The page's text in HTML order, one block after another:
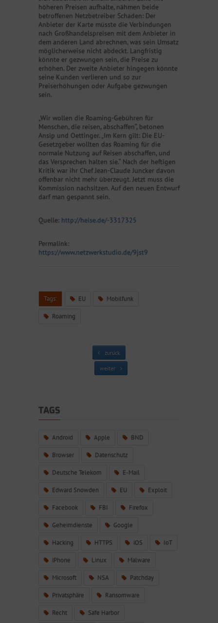
höheren Preisen aufhalte, nähmen beide
betroffenen Netzbetreiber Schaden: Der
Anbieter der Karte müsste die Verbindungen
nach Großhandelspreisen mit dem Anbieter in
dem anderen Land abrechnen, was sein Umsatz
möglicherweise nicht abdeckt. Langfristig
könnte er gezwungen sein, die Preise zu
erhöhen. Der zweite Anbieter hingegen könnte
seine Kunden verlieren und so zur
Preiserhöhungen oder Aufgabe gezwungen
sein.
„Wir wollen die Roaming-Gebühren für
Menschen, die reisen, abschaffen“, betonen
Ansip und Oettinger. „Im Kern gilt: Die EU-
Gesetzgeber wollten das Roaming für die
normale Nutzung auf Reisen abschaffen, und
das Versprechen halten sie.“ Nach der heftigen
Kritik war ihr Chef Jean-Claude Juncker davon
offenbar nicht mehr überzeugt. Jetzt muss die
Kommission nachsitzen. Auf den neuen Entwurf
darf man gespannt sein.
Quelle: http://heise.de/-3317325
Permalink:
https://www.netzwerkstudio.de/9jst9
Tags: EU Mobilfunk
Roaming
zurück
weiter
TAGS
Android Apple BND
Browser Datenschutz
Deutsche Telekom E-Mail
Edward Snowden EU Exploit
Facebook FBI Firefox
Geheimdienste Google
Hacking HTTPS iOS IoT
iPhone Linux Malware
Microsoft NSA Patchday
Privatsphäre Ransomware
Recht Safe Harbor